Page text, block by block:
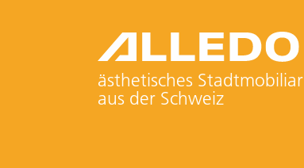
ästhetisches Stadtmobiliar
aus der Schweiz